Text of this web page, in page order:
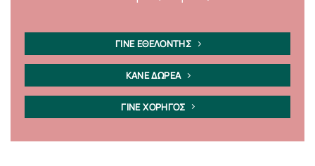
ΓΙΝΕ ΕΘΕΛΟΝΤΗΣ
ΚΑΝΕ ΔΩΡΕΑ
ΓΙΝΕ ΧΟΡΗΓΟΣ